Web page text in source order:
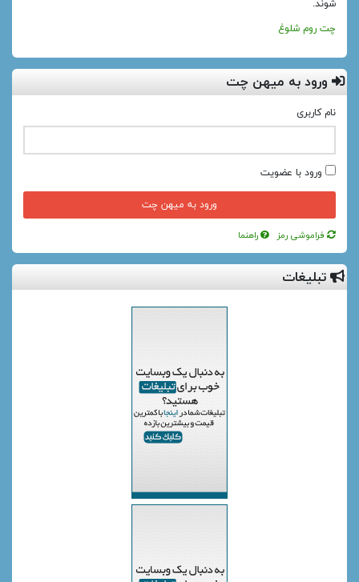
ورود به میهن چت
نام کاربری
ورود با عضویت
فراموشی رمز راهنما
شوند.
چت روم شلوغ
تبلیغات